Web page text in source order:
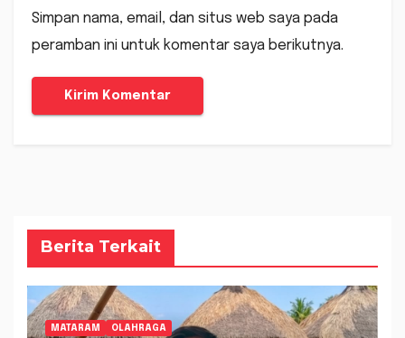
Simpan nama, email, dan situs web saya pada
peramban ini untuk komentar saya berikutnya.
Berita Terkait
MATARAM OLAHRAGA